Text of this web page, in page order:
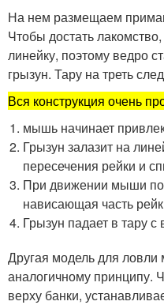
На нем размещаем
Чтобы достать
линейку, поэтому ведро
грызун. Тару на треть
Вся конструкция очень
мышь начинает
Грызун залазит на
пересечения рейки и
При движении мыши по
нависающая часть
Грызун падает в тару с
Другая модель для
аналогичному
верху банки,